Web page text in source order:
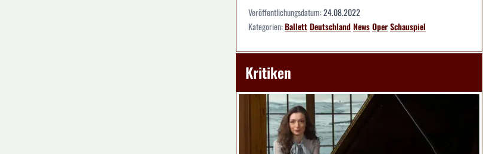
Veröffentlichungsdatum:24.08.2022
Kategorien:BallettDeutschlandNewsOperSchauspiel
Kritiken